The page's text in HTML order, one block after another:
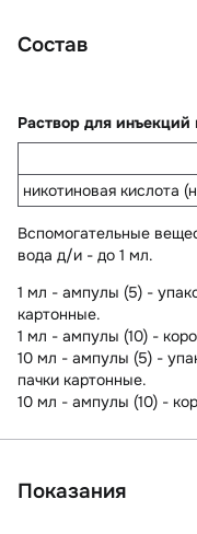
Состав
Раствор для инъекций
никотиновая кислота
Вспомогательные
вода д/и - до 1 мл.
1 мл - ампулы (5) -
картонные.
1 мл - ампулы (10) -
10 мл - ампулы (5) -
пачки картонные.
10 мл - ампулы (10) -
Показания